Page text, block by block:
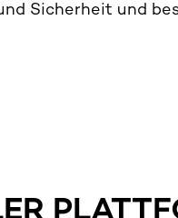
Sicherheit und